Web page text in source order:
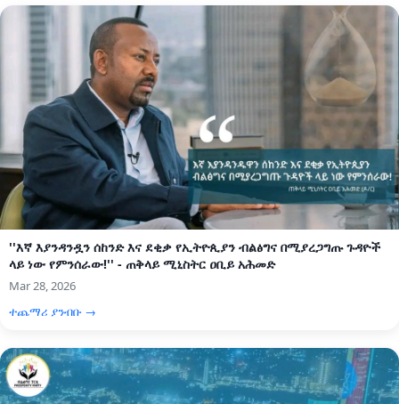
''እኛ እያንዳንዷን ሰከንድ እና ደቂቃ የኢትዮጲያን ብልፅግና በሚያረጋግጡ ጉዳዮች
ላይ ነው የምንሰራው!'' - ጠቅላይ ሚኒስትር ዐቢይ አሕመድ
Mar 28, 2026
ተጨማሪ ያንብቡ →